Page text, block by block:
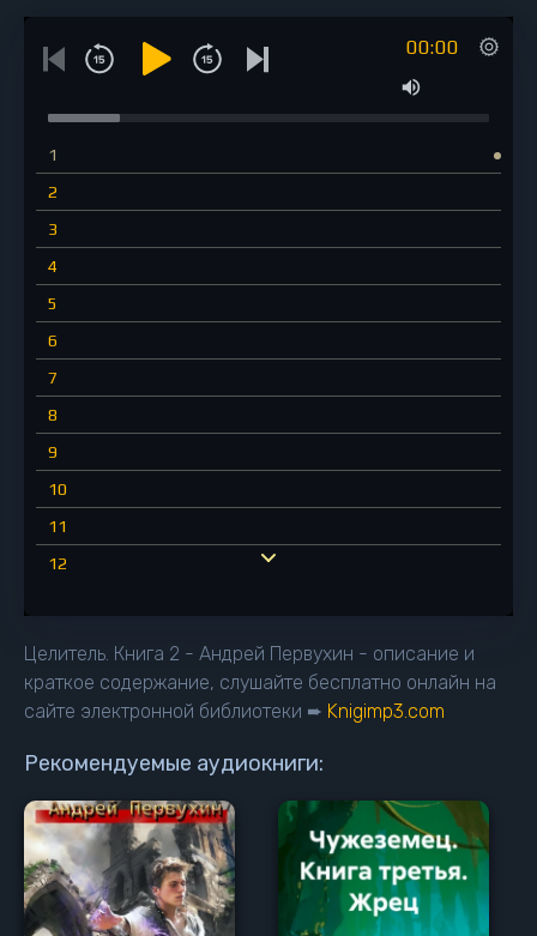
00:00
1
2
3
4
5
6
7
8
9
10
11
12
15
16
19
20
Целитель. Книга 2 - Андрей Первухин - описание и
краткое содержание, слушайте бесплатно онлайн на
сайте электронной библиотеки ➨ Knigimp3.com
Рекомендуемые аудиокниги: